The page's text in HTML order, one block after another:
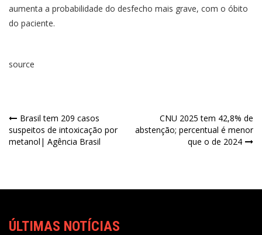
aumenta a probabilidade do desfecho mais grave, com o óbito
do paciente.
source
Brasil tem 209 casos
suspeitos de intoxicação por
metanol| Agência Brasil
CNU 2025 tem 42,8% de
abstenção; percentual é menor
que o de 2024
ÚLTIMAS NOTÍCIAS